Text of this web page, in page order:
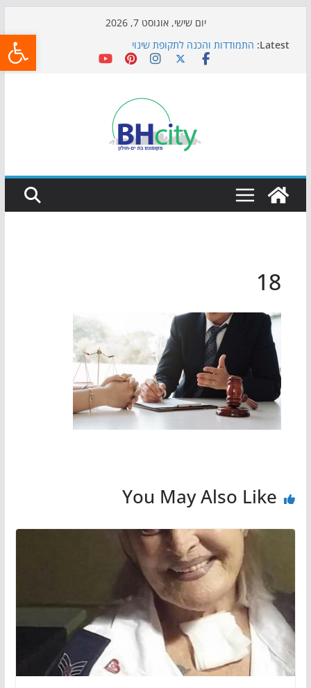
יום שישי, אוגוסט 7, 2026
Latest: התמודדות והכנה לתקופת שינוי
אי ההרפתקאות ממשיך לכבוש את הגינות: מאות משפחות
כדורגל באווירה מיוחדת: הקרנת גמר המונדיאל בטרמינל
הקיץ של בני הנוער בבת־ים: חוף הריביירה הופך למרחב
בטוח בשעות הערב
18
You May Also Like